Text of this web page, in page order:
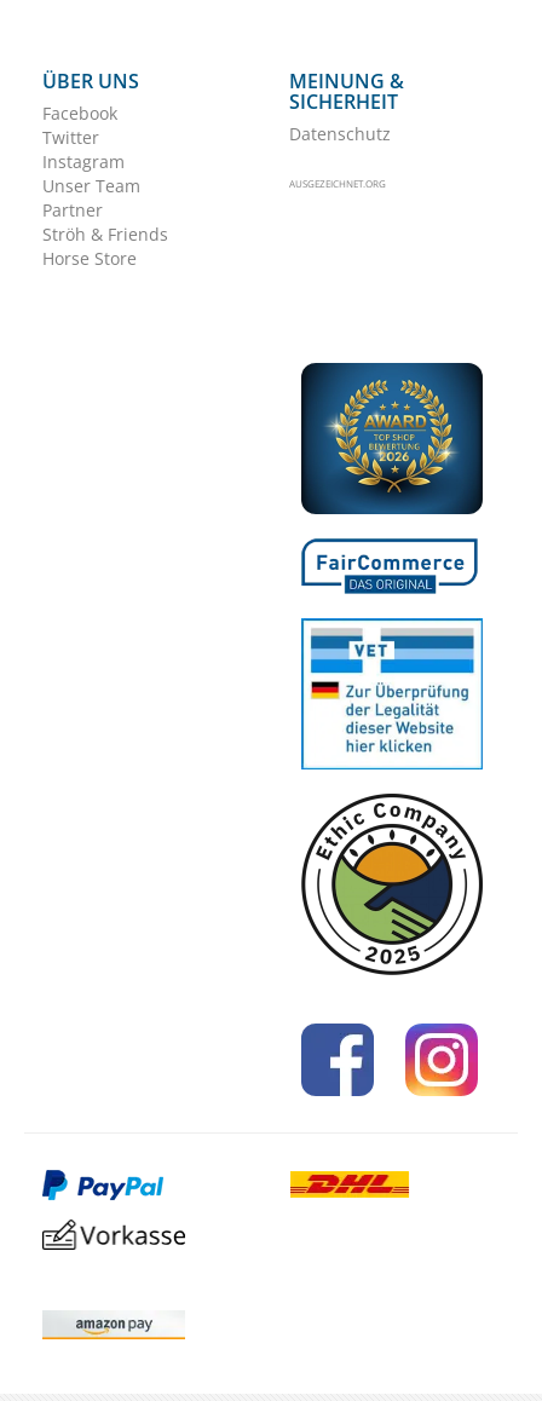
ÜBER UNS
Facebook
Twitter
Instagram
Unser Team
Partner
Ströh & Friends
Horse Store
MEINUNG &
SICHERHEIT
Datenschutz
AUSGEZEICHNET.ORG